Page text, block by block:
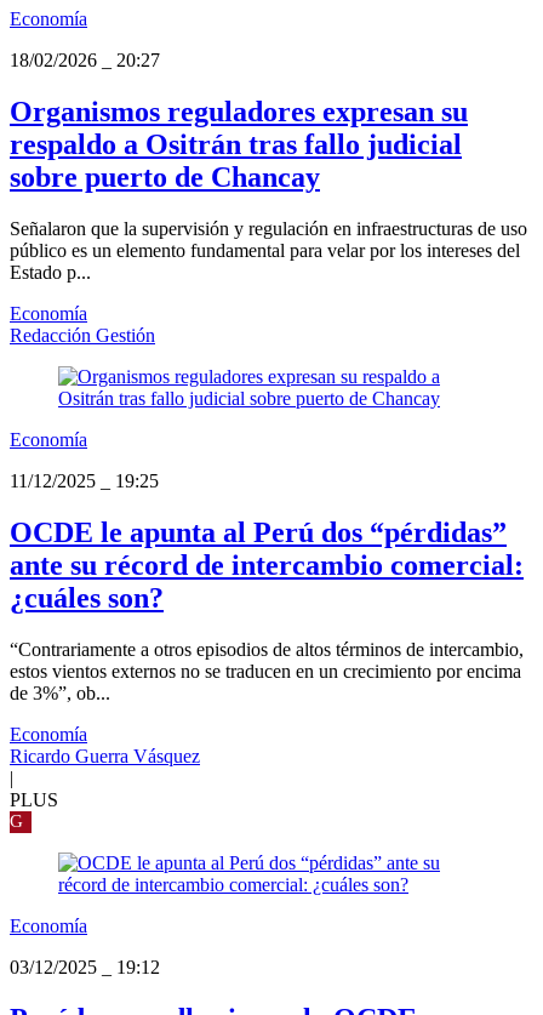
Economía
18/02/2026
20:27
Organismos reguladores expresan su
respaldo a Ositrán tras fallo judicial
sobre puerto de Chancay
Señalaron que la supervisión y regulación en infraestructuras de uso
público es un elemento fundamental para velar por los intereses del
Estado p...
Economía
Redacción Gestión
Economía
11/12/2025
19:25
OCDE le apunta al Perú dos “pérdidas”
ante su récord de intercambio comercial:
¿cuáles son?
“Contrariamente a otros episodios de altos términos de intercambio,
estos vientos externos no se traducen en un crecimiento por encima
de 3%”, ob...
Economía
Ricardo Guerra Vásquez
|
PLUS
G
Economía
03/12/2025
19:12